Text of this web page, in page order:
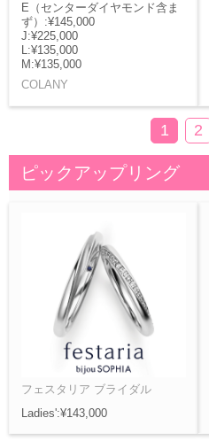
E（センターダイヤモンド含ま
ず）:¥145,000
J:¥225,000
L:¥135,000
M:¥135,000
COLANY
1 2
ピックアップリング
フェスタリア ブライダル
Ladies':¥143,000